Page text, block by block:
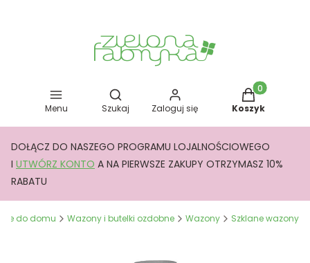
Menu
Otwórz wyszukiwarkę
Szukaj Zaloguj się
Produkty w
Koszyk
DOŁĄCZ DO NASZEGO PROGRAMU LOJALNOŚCIOWEGO
I UTWÓRZ KONTO A NA PIERWSZE ZAKUPY OTRZYMASZ 10%
RABATU
do domu Wazony i butelki ozdobne Wazony Szklane wazony